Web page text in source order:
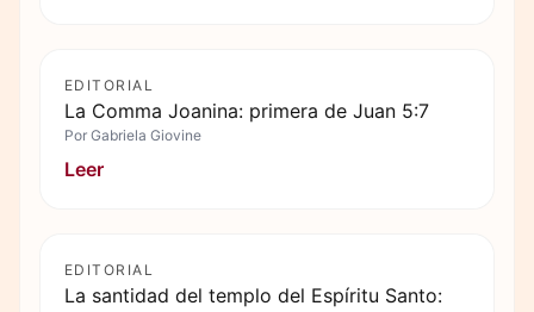
EDITORIAL
La Comma Joanina: primera de Juan 5:7
Por Gabriela Giovine
Leer
EDITORIAL
La santidad del templo del Espíritu Santo: